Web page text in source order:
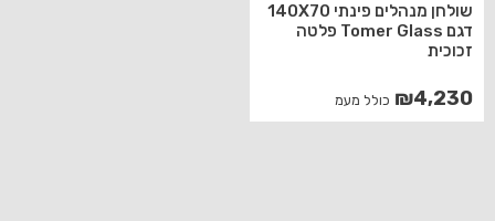
שולחן מנהלים פינתי 140X70
דגם Tomer Glass פלטה
זכוכית
₪4,230 כולל מעמ